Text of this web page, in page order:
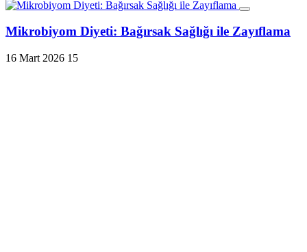
Mikrobiyom Diyeti: Bağırsak Sağlığı ile Zayıflama
16 Mart 2026 15